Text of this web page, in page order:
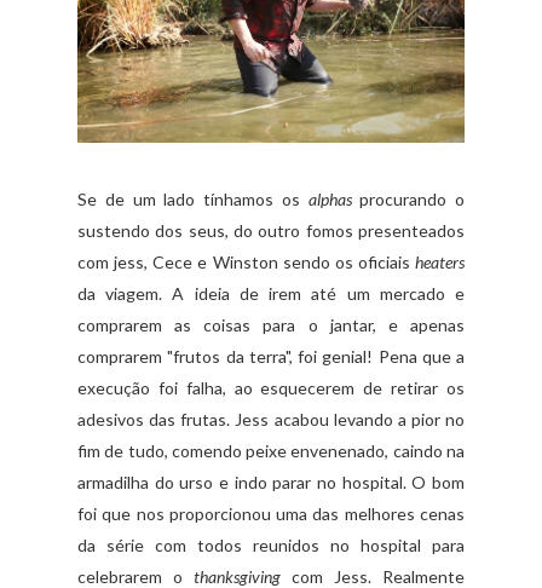
Se de um lado tínhamos os alphasprocurando o
sustendo dos seus, do outro fomos presenteados
com jess, Cece e Winston sendo os oficiais heaters
da viagem. A ideia de irem até um mercado e
comprarem as coisas para o jantar, e apenas
comprarem "frutos da terra", foi genial! Pena que a
execução foi falha, ao esquecerem de retirar os
adesivos das frutas. Jess acabou levando a pior no
fim de tudo, comendo peixe envenenado, caindo na
armadilha do urso e indo parar no hospital. O bom
foi que nos proporcionou uma das melhores cenas
da série com todos reunidos no hospital para
celebrarem o thanksgiving com Jess. Realmente